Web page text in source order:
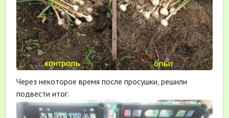
Через некоторое время после просушки, решили
подвести итог.